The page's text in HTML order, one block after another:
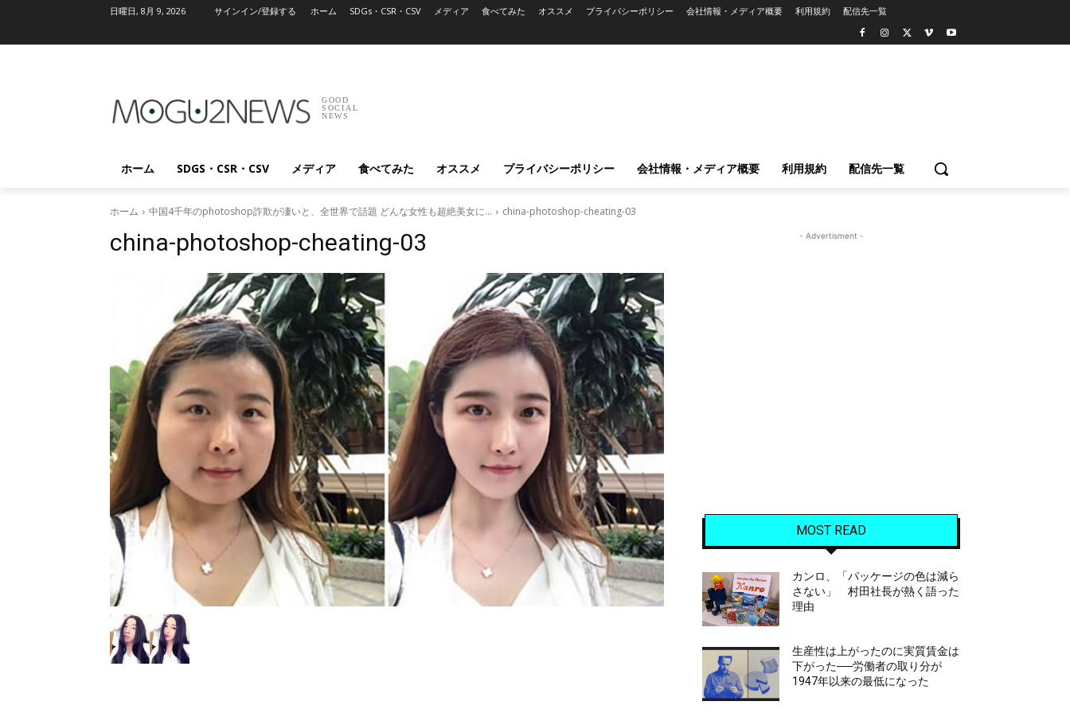
日曜日, 8月 9, 2026 サインイン/登録する ホーム SDGs・CSR・CSV メディア 食べてみた オススメ プライバシーポリシー 会社情報・メディア概要 利用規約 配信先一覧
GOOD
SOCIAL
NEWS
ホーム SDGS・CSR・CSV メディア 食べてみた オススメ プライバシーポリシー 会社情報・メディア概要 利用規約 配信先一覧
ホーム 中国4千年のphotoshop詐欺が凄いと、全世界で話題 どんな女性も超絶美女に… china-photoshop-cheating-03
china-photoshop-cheating-03 - Advertisment -
MOST READ
カンロ、「パッケージの色は減ら
さない」 村田社長が熱く語った
理由
生産性は上がったのに実質賃金は
下がった──労働者の取り分が
1947年以来の最低になった